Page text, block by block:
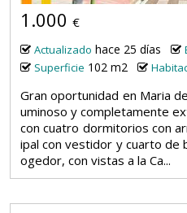
1.000 €
Actualizado hace 25 días
Superficie 102 m2
Gran oportunidad en Maria
uminoso y completamente
con cuatro dormitorios con
ipal con vestidor y cuarto de
ogedor, con vistas a la Ca...